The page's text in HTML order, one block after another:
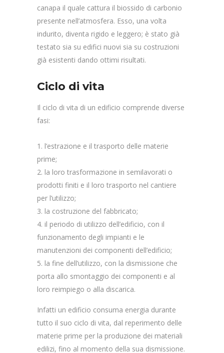
canapa il quale cattura il biossido di carbonio
presente nell’atmosfera. Esso, una volta
indurito, diventa rigido e leggero; è stato già
testato sia su edifici nuovi sia su costruzioni
già esistenti dando ottimi risultati.
Ciclo di vita
Il ciclo di vita di un edificio comprende diverse
fasi:
l’estrazione e il trasporto delle materie
prime;
la loro trasformazione in semilavorati o
prodotti finiti e il loro trasporto nel cantiere
per l’utilizzo;
la costruzione del fabbricato;
il periodo di utilizzo dell’edificio, con il
funzionamento degli impianti e le
manutenzioni dei componenti dell’edificio;
la fine dell’utilizzo, con la dismissione che
porta allo smontaggio dei componenti e al
loro reimpiego o alla discarica.
Infatti un edificio consuma energia durante
tutto il suo ciclo di vita, dal reperimento delle
materie prime per la produzione dei materiali
edilizi, fino al momento della sua dismissione.